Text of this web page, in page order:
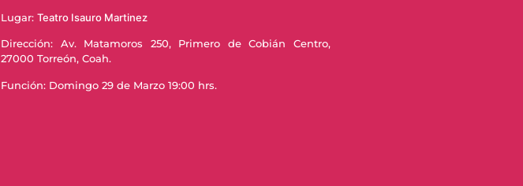
Lugar: Teatro Isauro Martinez
Dirección: Av. Matamoros 250, Primero de Cobián Centro,
27000 Torreón, Coah.
Función: Domingo 29 de Marzo 19:00 hrs.